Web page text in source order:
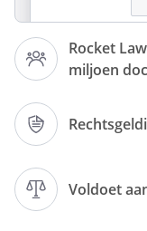
Rocket
miljoen
Voldoet
Artikel 1 -
1. Voor elke
volgende